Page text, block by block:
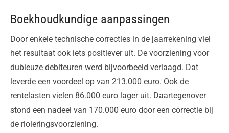
Boekhoudkundige aanpassingen
Door enkele technische correcties in de jaarrekening viel
het resultaat ook iets positiever uit. De voorziening voor
dubieuze debiteuren werd bijvoorbeeld verlaagd. Dat
leverde een voordeel op van 213.000 euro. Ook de
rentelasten vielen 86.000 euro lager uit. Daartegenover
stond een nadeel van 170.000 euro door een correctie bij
de rioleringsvoorziening.